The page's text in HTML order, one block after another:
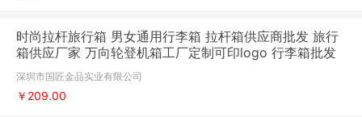
时尚拉杆旅行箱 男女通用行李箱 拉杆箱供应商批发 旅行
箱供应厂家 万向轮登机箱工厂定制可印logo 行李箱批发
厂家
深圳市国匠金品实业有限公司
￥209.00